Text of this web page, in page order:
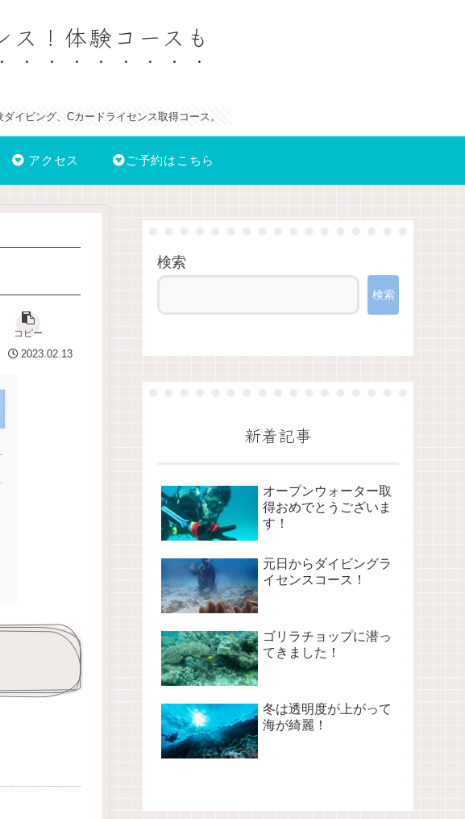
！体験コースも
イビング、Cカードライセンス取得コース。
アクセス ご予約はこちら
コピー
2023.02.13
検索
検索
新着記事
オープンウォーター取
得おめでとうございま
す！
元日からダイビングラ
イセンスコース！
ゴリラチョップに潜っ
てきました！
冬は透明度が上がって
海が綺麗！